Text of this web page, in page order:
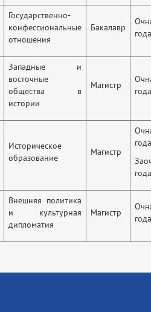
Государственно-
конфессиональные
отношения
Бакалавр
года
Западные и
восточные
общества в
истории
Магистр
года
Историческое
образование
Магистр
года
Внешняя политика
и культурная
дипломатия
Магистр
года